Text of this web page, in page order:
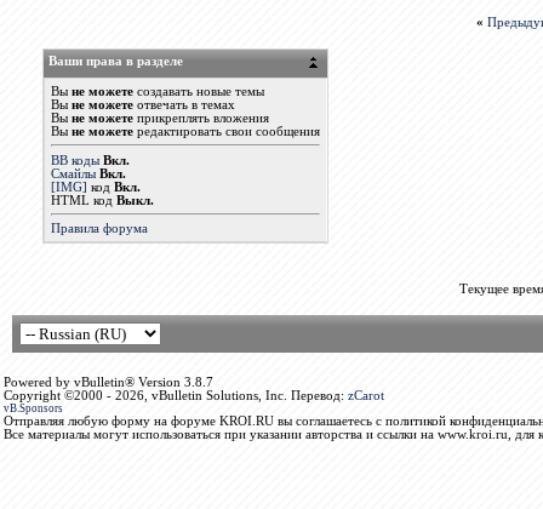
«
Ваши права в разделе
Вы не можетесоздавать новые темы
Вы не можетеотвечать в темах
Вы не можетеприкреплять вложения
Вы не можетередактировать свои сообщения
BB коды Вкл.
Смайлы Вкл.
[IMG] код Вкл.
HTML код Выкл.
Правила форума
Текущее
Powered by vBulletin® Version 3.8.7
Copyright ©2000 - 2026, vBulletin Solutions, Inc. Перевод: zCarot
vB.Sponsors
Отправляя любую форму на форуме KROI.RU вы соглашаетесь с политикой
Все материалы могут использоваться при указании авторства и ссылки на www.kroi.ru, для